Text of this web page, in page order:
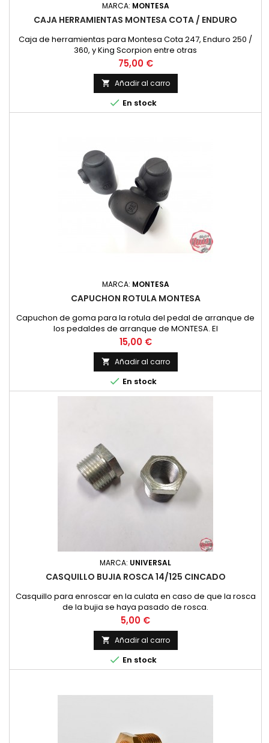
MARCA: MONTESA
CAJA HERRAMIENTAS MONTESA COTA / ENDURO
Caja de herramientas para Montesa Cota 247, Enduro 250 /
360, y King Scorpion entre otras
Precio
75,00 €
 Añadir al carro
 En stock
MARCA: MONTESA
CAPUCHON ROTULA MONTESA
Capuchon de goma para la rotula del pedal de arranque de
los pedaldes de arranque de MONTESA. El
Precio
15,00 €
 Añadir al carro
 En stock
MARCA: UNIVERSAL
CASQUILLO BUJIA ROSCA 14/125 CINCADO
Casquillo para enroscar en la culata en caso de que la rosca
de la bujia se haya pasado de rosca.
Precio
5,00 €
 Añadir al carro
 En stock